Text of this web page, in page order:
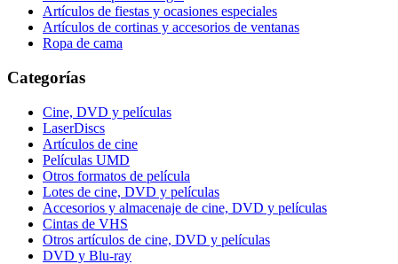
Artículos de fiestas y ocasiones especiales
Artículos de cortinas y accesorios de ventanas
Ropa de cama
Categorías
Cine, DVD y películas
LaserDiscs
Artículos de cine
Películas UMD
Otros formatos de película
Lotes de cine, DVD y películas
Accesorios y almacenaje de cine, DVD y películas
Cintas de VHS
Otros artículos de cine, DVD y películas
DVD y Blu-ray